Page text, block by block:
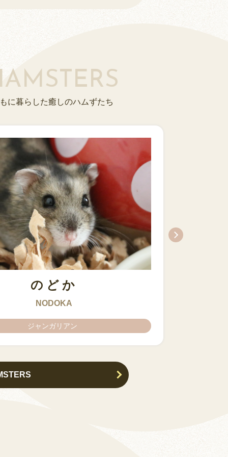
に暮らした癒しのハムずたち
KURIMARU
のどか
NODOKA
ジャンガリアン
ちとせ
CHITOSE
ジャンガリアン
CHATARO
IZUMO & OKUNI
ARARE
KISUKE